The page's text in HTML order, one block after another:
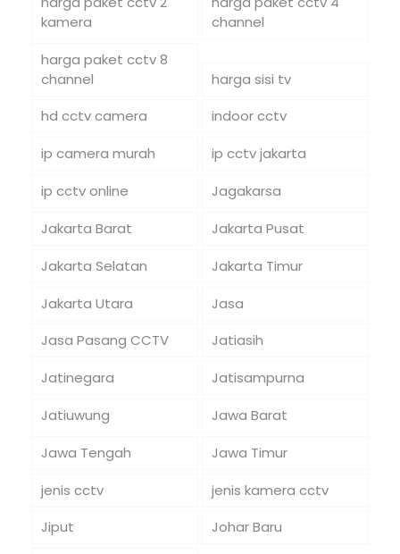
kamera
channel
harga paket cctv 8
channel
harga sisi tv
hd cctv camera
indoor cctv
ip camera murah
ip cctv jakarta
ip cctv online
Jagakarsa
Jakarta Barat
Jakarta Pusat
Jakarta Selatan
Jakarta Timur
Jakarta Utara
Jasa
Jasa Pasang CCTV
Jatiasih
Jatinegara
Jatisampurna
Jatiuwung
Jawa Barat
Jawa Tengah
Jawa Timur
jenis cctv
jenis kamera cctv
Jiput
Johar Baru